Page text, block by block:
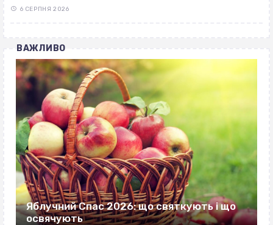
6 СЕРПНЯ 2026
ВАЖЛИВО
Яблучний Спас 2026: що святкують і що
освячують